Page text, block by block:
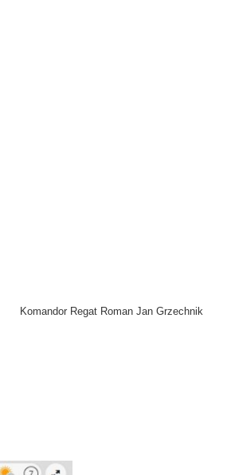
Komandor Regat Roman Jan Grzechnik